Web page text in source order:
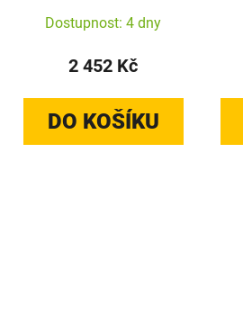
Dostupnost: 4 dny
2 452 Kč
DO KOŠÍKU